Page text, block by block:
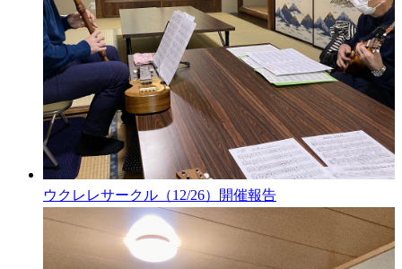
ウクレレサークル（12/26）開催報告